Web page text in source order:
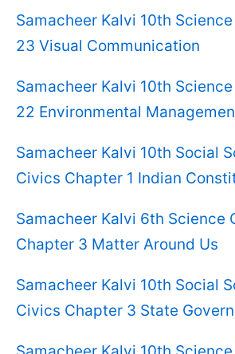
Samacheer Kalvi 10th
23 Visual Communication
Samacheer Kalvi 10th
22 Environmental
Samacheer Kalvi 10th Social
Civics Chapter 1 Indian
Samacheer Kalvi 6th Science
Chapter 3 Matter Around Us
Samacheer Kalvi 10th Social
Civics Chapter 3 State